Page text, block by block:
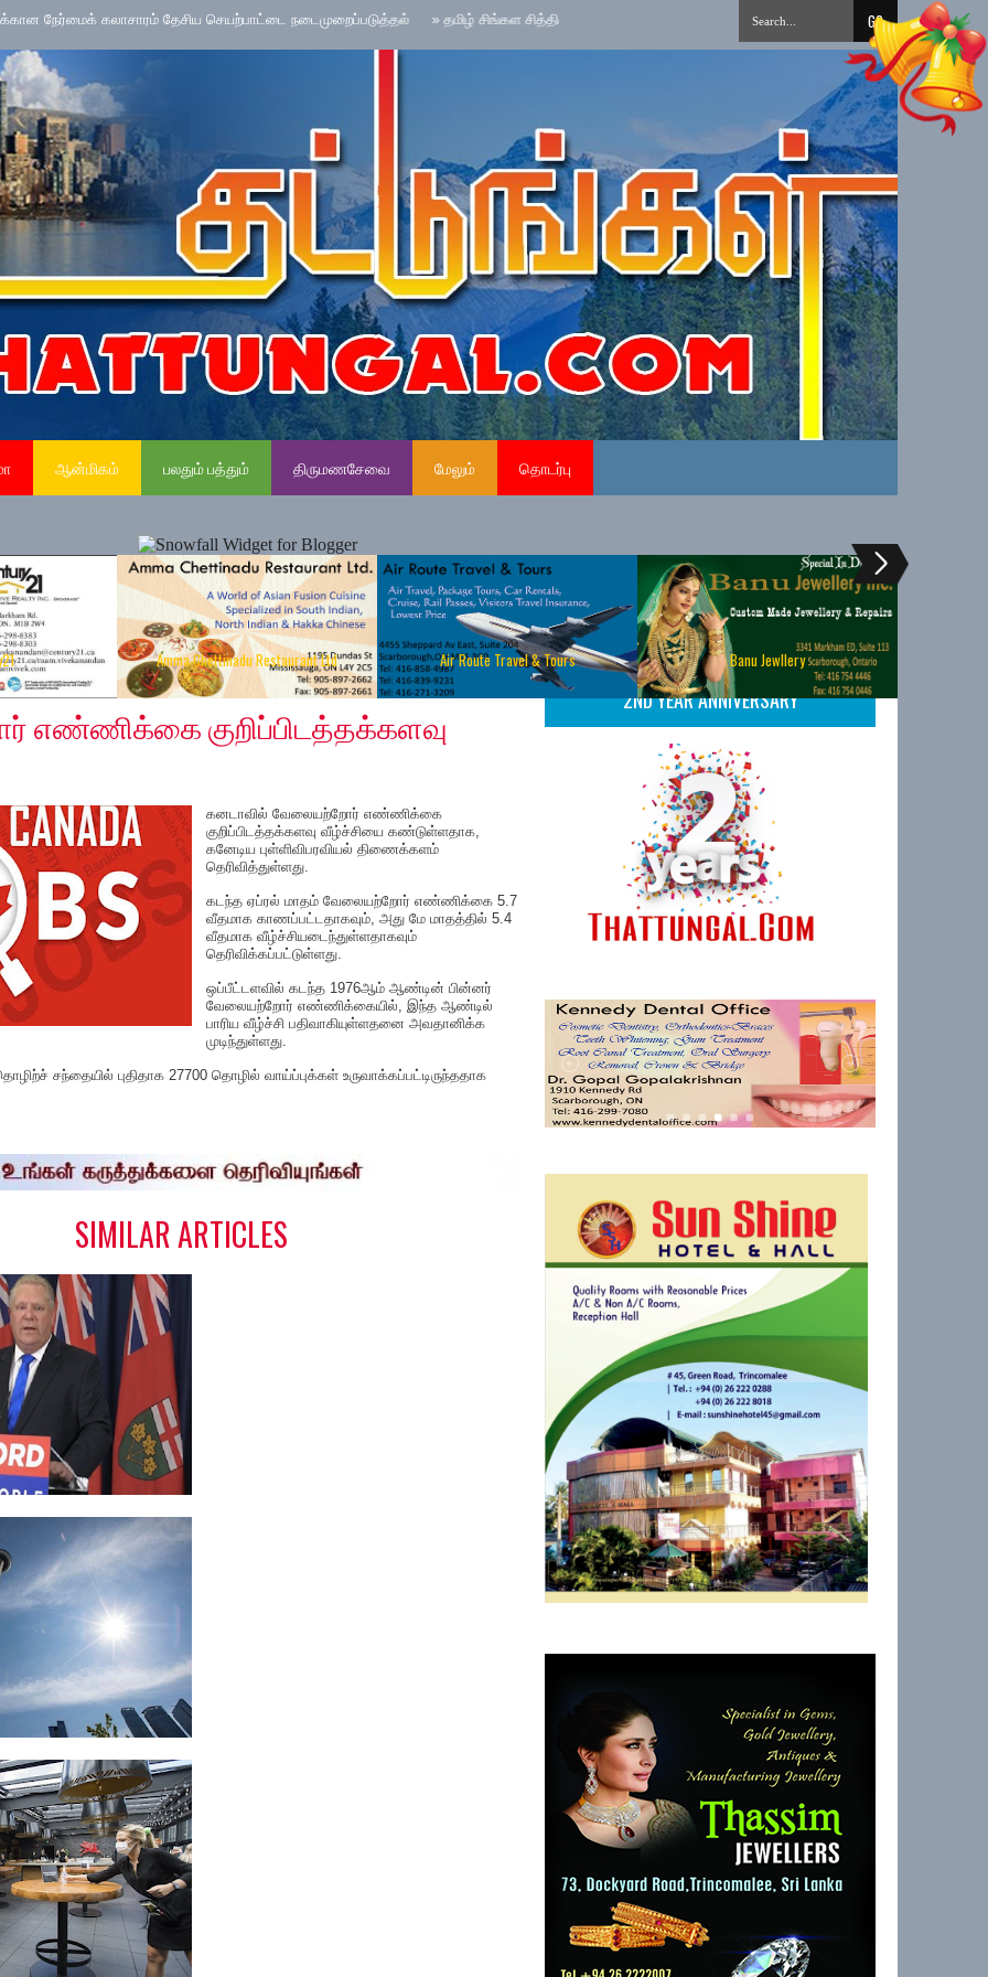
»நேர்மையான அரச சேவைக்கான நேர்மைக் கலாசாரம் தேசிய செயற்பாட்டை
ஆன்மிகம் பலதும் பத்தும் திருமணசேவை மேலும் தொடர்பு
Amma Chettinadu Restaurant Ltd Air Route Travel & Tours Banu Jewllery
எண்ணிக்கை குறிப்பிடத்தக்களவு
கனடாவில் வேலையற்றோர் எண்ணிக்கை
குறிப்பிடத்தக்களவு வீழ்ச்சியை கண்டுள்ளதாக,
கனேடிய புள்ளிவிபரவியல் திணைக்களம்
தெரிவித்துள்ளது.
கடந்த ஏப்ரல் மாதம் வேலையற்றோர் எண்ணிக்கை 5.7
வீதமாக காணப்பட்டதாகவும், அது மே மாதத்தில் 5.4
வீதமாக வீழ்ச்சியடைந்துள்ளதாகவும்
தெரிவிக்கப்பட்டுள்ளது.
ஒப்பீட்டளவில் கடந்த 1976ஆம் ஆண்டின் பின்னர்
வேலையற்றோர் எண்ணிக்கையில், இந்த ஆண்டில்
பாரிய வீழ்ச்சி பதிவாகியுள்ளதனை அவதானிக்க
முடிந்துள்ளது.
சந்தையில் புதிதாக 27700 தொழில் வாய்ப்புக்கள் உருவாக்கப்பட்டிருந்ததாக
SIMILAR ARTICLES
கடந்த
2ND YEAR ANNIVERSARY